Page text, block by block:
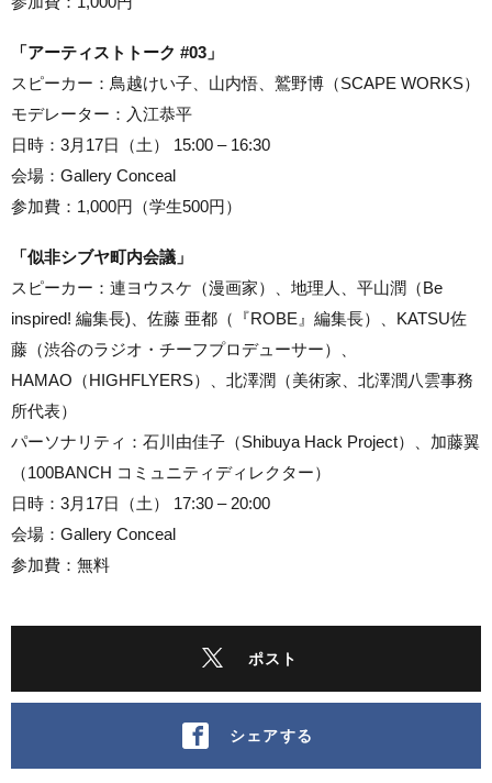
「アーティストトーク #03」
スピーカー：鳥越けい子、山内悟、鷲野博（SCAPE WORKS）
モデレーター：入江恭平
日時：3月17日（土） 15:00 – 16:30
会場：Gallery Conceal
参加費：1,000円（学生500円）
「似非シブヤ町内会議」
スピーカー：連ヨウスケ（漫画家）、地理人、平山潤（Be
inspired! 編集長)、佐藤 亜都（『ROBE』編集長）、KATSU佐
藤（渋谷のラジオ・チーフプロデューサー）、
HAMAO（HIGHFLYERS）、北澤潤（美術家、北澤潤八雲事務
所代表）
パーソナリティ：石川由佳子（Shibuya Hack Project）、加藤翼
（100BANCH コミュニティディレクター）
日時：3月17日（土） 17:30 – 20:00
会場：Gallery Conceal
参加費：無料
ポスト
シェアする